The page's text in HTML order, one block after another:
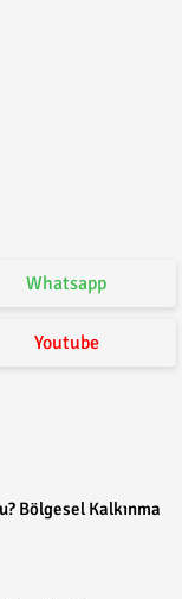
Whatsapp
Youtube
Bölgesel Kalkınma